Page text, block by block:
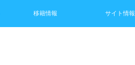
移籍情報 サイト情報